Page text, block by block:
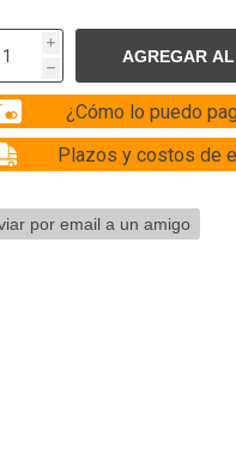
i
h
¿Cómo lo puedo
Plazos y costos de